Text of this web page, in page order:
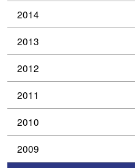
2014
2013
2012
2011
2010
2009